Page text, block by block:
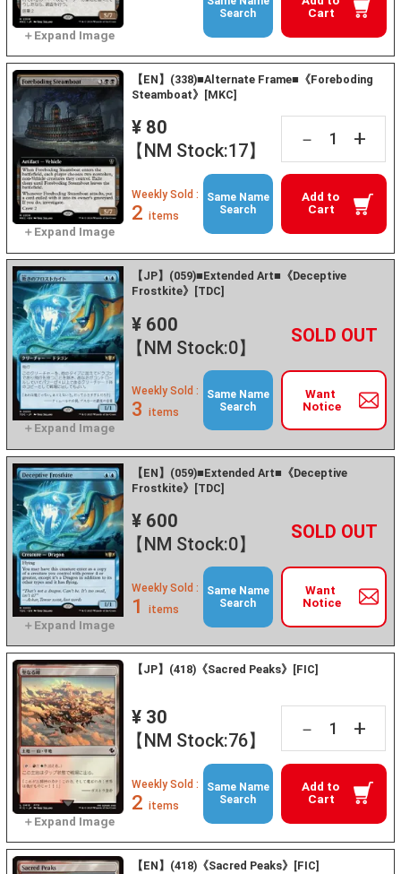
Cart
Search
【EN】(338)■Alternate Frame■《Foreboding
Steamboat》[MKC]
¥ 80
【NM Stock:17】
－ +
Add to
Cart
Weekly Sold :
2 items
Same Name
Search
【JP】(059)■Extended Art■《Deceptive
Frostkite》[TDC]
¥ 600
【NM Stock:0】
－ +
Want
Notice
Weekly Sold :
3 items
Same Name
Search
【EN】(059)■Extended Art■《Deceptive
Frostkite》[TDC]
¥ 600
【NM Stock:0】
－ +
Want
Notice
Weekly Sold :
1 items
Same Name
Search
【JP】(418)《Sacred Peaks》[FIC]
¥ 30
【NM Stock:76】
－ +
Add to
Cart
Weekly Sold :
2 items
Same Name
Search
【EN】(418)《Sacred Peaks》[FIC]